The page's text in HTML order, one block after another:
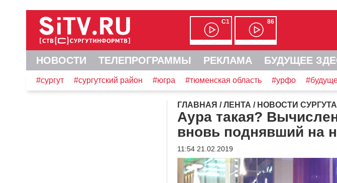
С1 86
НОВОСТИ ТЕЛЕПРОГРАММЫ РЕКЛАМА БУДУЩЕЕ
#сургут #сургутский район #югра #тюменская область #урфо
ГЛАВНАЯ /ЛЕНТА / НОВОСТИ СУРГУТА
Аура такая?
вновь поднявший на
11:54 21.02.2019
Видеоплеер